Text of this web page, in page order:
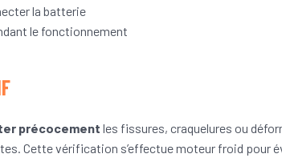
la batterie
le fonctionnement
précocement les fissures, craquelures ou
Cette vérification s’effectue moteur froid pour